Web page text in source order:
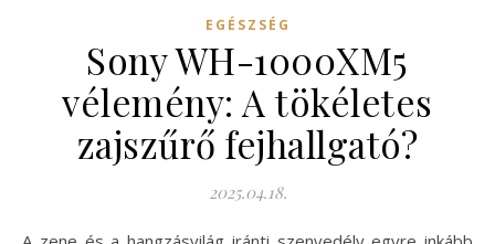
EGÉSZSÉG
Sony WH-1000XM5
vélemény: A tökéletes
zajszűrő fejhallgató?
2025.04.18.